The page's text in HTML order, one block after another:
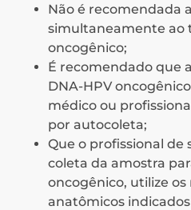
Não é recomendada
simultaneamente ao
oncogênico;
É recomendado que
DNA-HPV
médico ou
por autocoleta;
Que o profissional de
coleta da amostra
oncogênico, utilize os
anatômicos